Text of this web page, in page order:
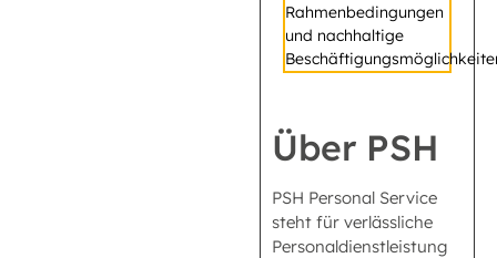
Rahmenbedingungen
und nachhaltige
Über PSH
PSH Personal Service
steht für verlässliche
Personaldienstleistung